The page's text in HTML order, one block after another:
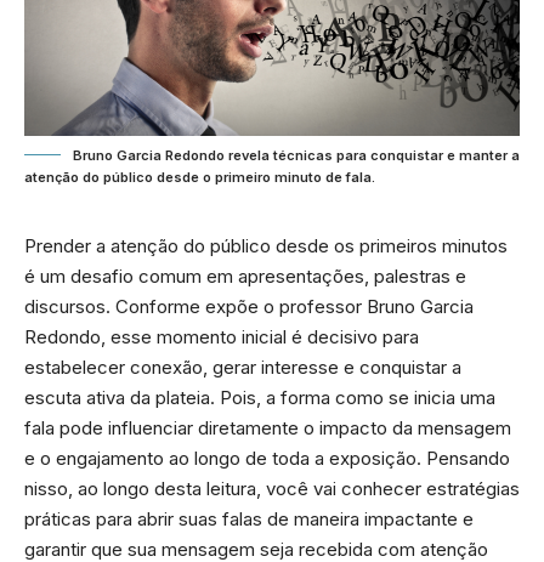
Bruno Garcia Redondo revela técnicas para conquistar e manter a
atenção do público desde o primeiro minuto de fala.
Prender a atenção do público desde os primeiros minutos
é um desafio comum em apresentações, palestras e
discursos. Conforme expõe o professor Bruno Garcia
Redondo, esse momento inicial é decisivo para
estabelecer conexão, gerar interesse e conquistar a
escuta ativa da plateia. Pois, a forma como se inicia uma
fala pode influenciar diretamente o impacto da mensagem
e o engajamento ao longo de toda a exposição. Pensando
nisso, ao longo desta leitura, você vai conhecer estratégias
práticas para abrir suas falas de maneira impactante e
garantir que sua mensagem seja recebida com atenção